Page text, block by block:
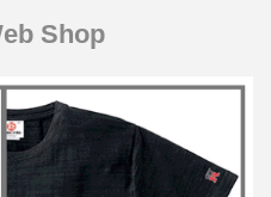
Shop